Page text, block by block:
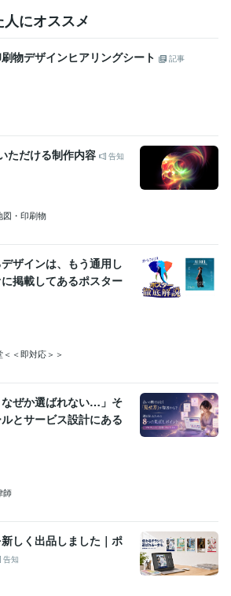
にオススメ
物デザインヒアリングシート
記事
ただける制作内容
告知
図・印刷物
ザインは、もう通用し
掲載してあるポスター
＜即対応＞＞
なぜか選ばれない…」そ
とサービス設計にある
師
しく出品しました｜ポ
告知